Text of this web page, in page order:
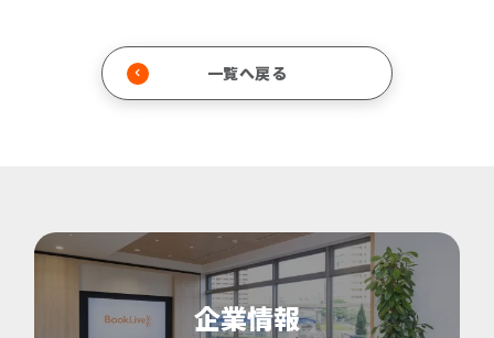
一覧へ戻る
企業情報